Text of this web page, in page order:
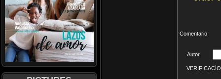
Comentario
Autor